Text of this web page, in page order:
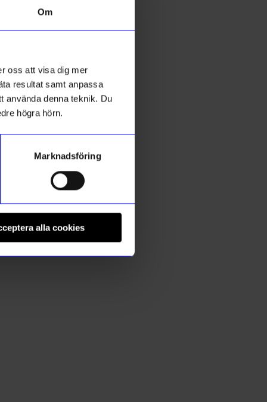
Om
oss att visa dig mer
resultat samt anpassa
använda denna teknik. Du
högra hörn.
Marknadsföring
alla cookies
10%
Örhängen Studs Svart